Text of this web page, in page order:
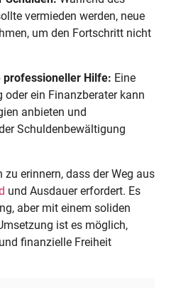
vermieden werden, neue
um den Fortschritt nicht
professioneller Hilfe: Eine
oder ein Finanzberater kann
anbieten und
Schuldenbewältigung
erinnern, dass der Weg aus
und Ausdauer erfordert. Es
aber mit einem soliden
ist es möglich,
finanzielle Freiheit